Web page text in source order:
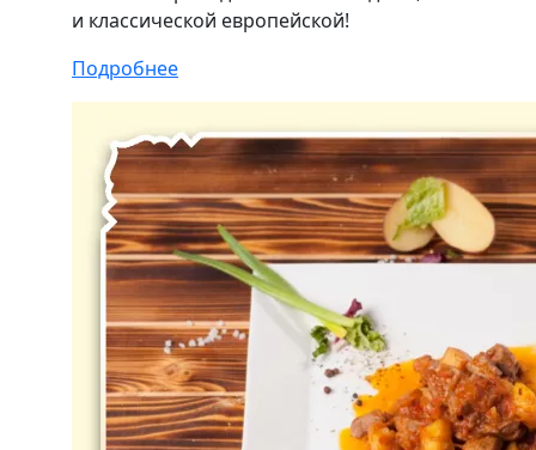
и классической европейской!
Подробнее